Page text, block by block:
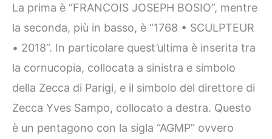
La prima è “FRANCOIS JOSEPH BOSIO”, mentre
la seconda, più in basso, è “1768 • SCULPTEUR
• 2018”. In particolare quest’ultima è inserita tra
la cornucopia, collocata a sinistra e simbolo
della Zecca di Parigi, e il simbolo del direttore di
Zecca Yves Sampo, collocato a destra. Questo
è un pentagono con la sigla “AGMP” ovvero